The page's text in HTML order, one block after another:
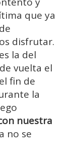
que ya
disfrutar.
la del
vuelta el
fin de
la
nuestra
no se